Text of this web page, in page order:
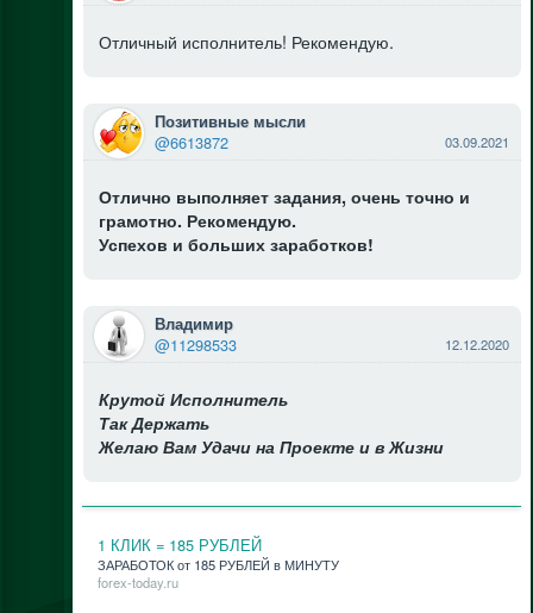
Отличный исполнитель! Рекомендую.
Позитивные мысли
@6613872 03.09.2021
Отлично выполняет задания, очень точно и
грамотно. Рекомендую.
Успехов и больших заработков!
Владимир
@11298533 12.12.2020
Крутой Исполнитель
Так Держать
Желаю Вам Удачи на Проекте и в Жизни
1 КЛИК = 185 РУБЛЕЙ
ЗАРАБОТОК от 185 РУБЛЕЙ в МИНУТУ
forex-today.ru